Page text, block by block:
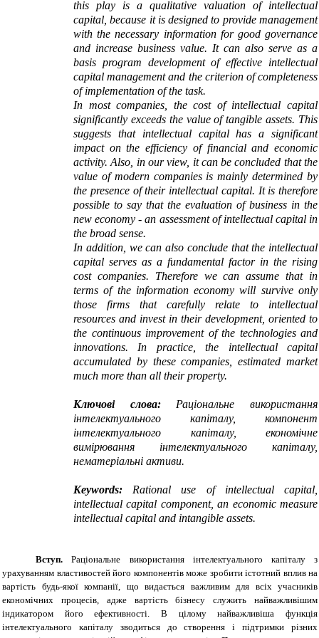
this play is a qualitative valuation of intellectual
capital, because it is designed to provide management
with the necessary information for good governance
and increase business value. It can also serve as a
basis program development of effective intellectual
capital management and the criterion of completeness
of implementation of the task.
In most companies, the cost of intellectual capital
significantly exceeds the value of tangible assets. This
suggests that intellectual capital has a significant
impact on the efficiency of financial and economic
activity. Also, in our view, it can be concluded that the
value of modern companies is mainly determined by
the presence of their intellectual capital. It is therefore
possible to say that the evaluation of business in the
new economy - an assessment of intellectual capital in
the broad sense.
In addition, we can also conclude that the intellectual
capital serves as a fundamental factor in the rising
cost companies. Therefore we can assume that in
terms of the information economy will survive only
those firms that carefully relate to intellectual
resources and invest in their development, oriented to
the continuous improvement of the technologies and
innovations. In practice, the intellectual capital
accumulated by these companies, estimated market
much more than all their property.
Ключові слова: Раціональне використання
інтелектуального капіталу, компонент
інтелектуального капіталу, економічне
вимірювання інтелектуального капіталу,
нематеріальні активи.
Keywords: Rational use of intellectual capital,
intellectual capital component, an economic measure
intellectual capital and intangible assets.
Вступ. Раціональне використання інтелектуального капіталу з
урахуванням властивостей його компонентів може зробити істотний вплив на
вартість будь-якої компанії, що видається важливим для всіх учасників
економічних процесів, адже вартість бізнесу служить найважливішим
індикатором його ефективності. В цілому найважливіша функція
інтелектуального капіталу зводиться до створення і підтримки різних